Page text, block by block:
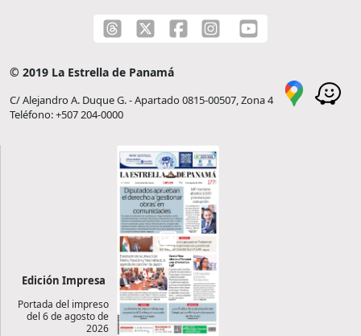
© 2019 La Estrella de Panamá
C/ Alejandro A. Duque G. - Apartado 0815-00507, Zona 4
Teléfono: +507 204-0000
Edición Impresa
Portada del impreso
del 6 de agosto de
2026